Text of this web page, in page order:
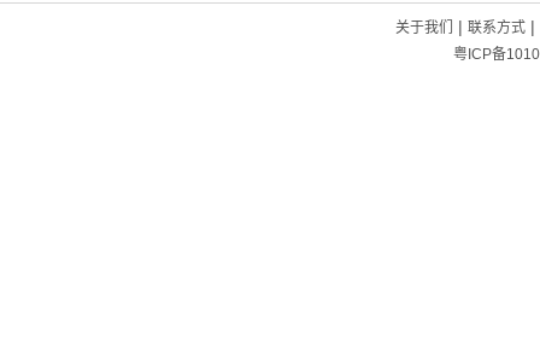
关于我们 | 联系方式|
粤ICP备